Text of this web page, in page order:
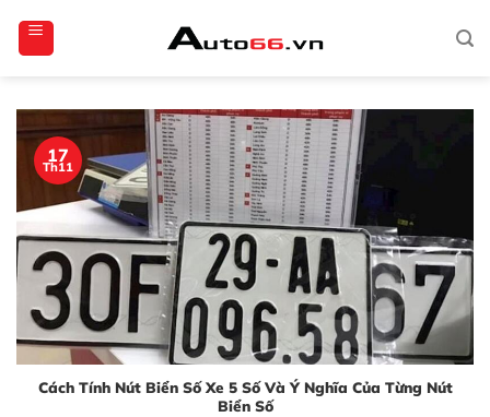
qua
Cách Tính Nút Biển Số Xe 5 Số Và Ý Nghĩa Của Từng Nút
Biển Số
17
Th11